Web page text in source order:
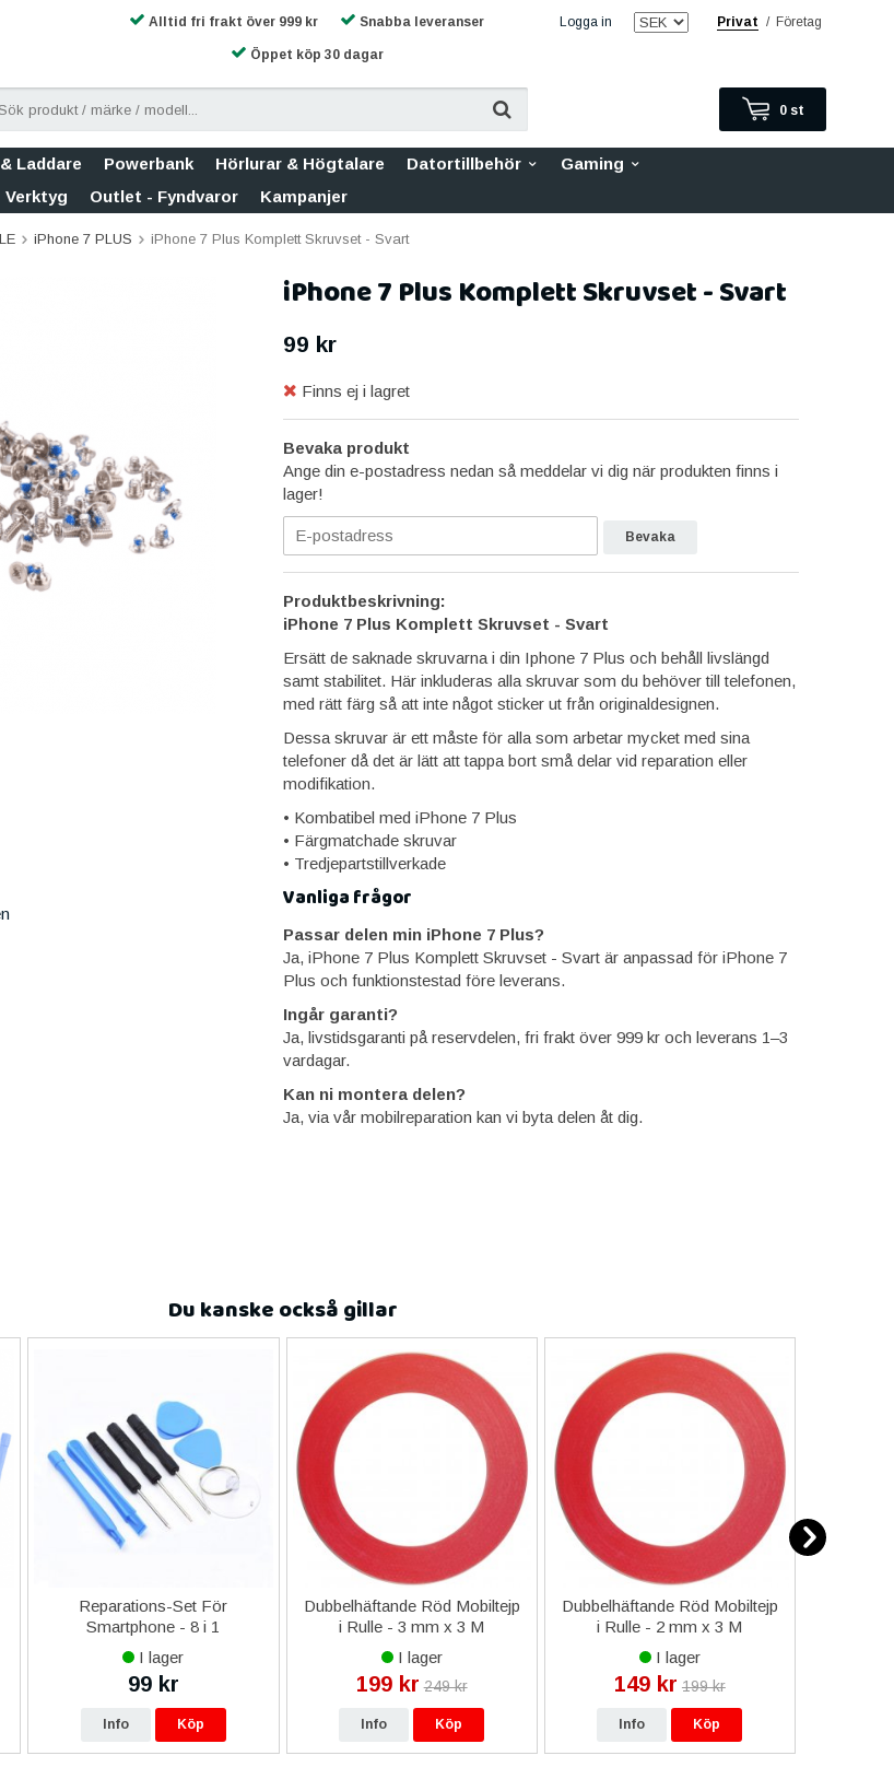
Logga in Privat / Företag
Alltid fri frakt över 999 kr Snabba leveranser
Öppet köp 30 dagar
0 st
Laddare Powerbank Hörlurar & Högtalare Datortillbehör
Gaming
Verktyg Outlet - Fyndvaror Kampanjer
iPhone 7 PLUS iPhone 7 Plus Komplett Skruvset - Svart
iPhone 7 Plus Komplett Skruvset - Svart
99 kr
Finns ej i lagret
Bevaka produkt
Ange din e-postadress nedan så meddelar vi dig när produkten finns i
lager!
Bevaka
Produktbeskrivning:
iPhone 7 Plus Komplett Skruvset - Svart
Ersätt de saknade skruvarna i din Iphone 7 Plus och behåll livslängd
samt stabilitet. Här inkluderas alla skruvar som du behöver till telefonen,
med rätt färg så att inte något sticker ut från originaldesignen.
Dessa skruvar är ett måste för alla som arbetar mycket med sina
telefoner då det är lätt att tappa bort små delar vid reparation eller
modifikation.
• Kombatibel med iPhone 7 Plus
• Färgmatchade skruvar
• Tredjepartstillverkade
Vanliga frågor
Passar delen min iPhone 7 Plus?
Ja, iPhone 7 Plus Komplett Skruvset - Svart är anpassad för iPhone 7
Plus och funktionstestad före leverans.
Ingår garanti?
Ja, livstidsgaranti på reservdelen, fri frakt över 999 kr och leverans 1–3
vardagar.
Kan ni montera delen?
Ja, via vår mobilreparation kan vi byta delen åt dig.
Du kanske också gillar
Reparations-Set För
Smartphone - 8 i 1
I lager
99 kr
Info Köp
Dubbelhäftande Röd Mobiltejp
i Rulle - 3 mm x 3 M
I lager
199 kr 249 kr
Info Köp
Dubbelhäftande Röd Mobiltejp
i Rulle - 2 mm x 3 M
I lager
149 kr 199 kr
Info Köp